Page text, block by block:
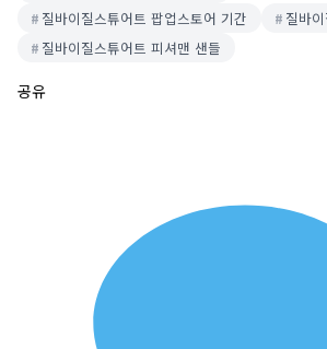
질바이질스튜어트 팝업스토어 기간
질바
질바이질스튜어트 피셔맨 샌들
공유